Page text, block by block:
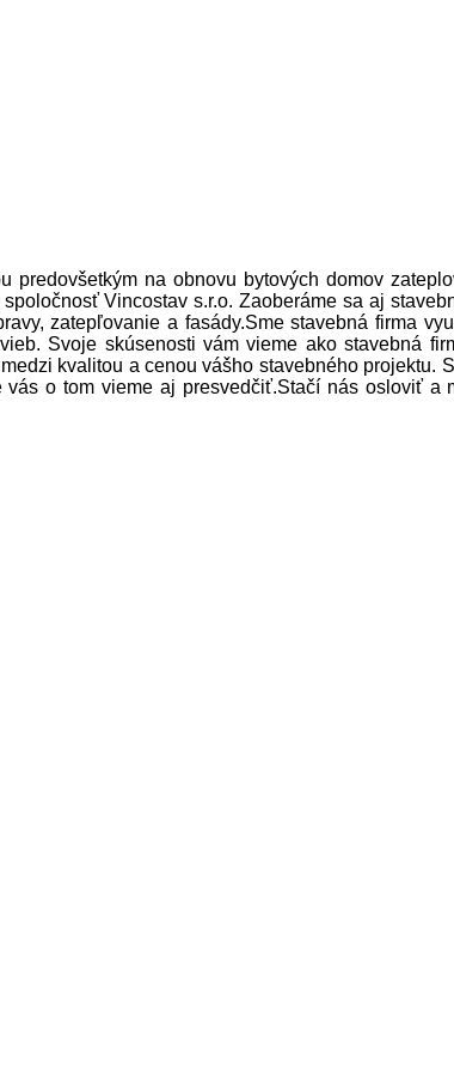
na obnovu bytových domov
Vincostav s.r.o. Zaoberáme sa aj
zatepľovanie a fasády.Sme stavebná firma
Svoje skúsenosti vám vieme ako stavebná
kvalitou a cenou vášho stavebného projektu.
o tom vieme aj presvedčiť.Stačí nás osloviť a